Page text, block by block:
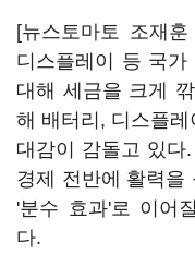
[뉴스토마토 조재
디스플레이 등 국가
대해 세금을 크게
해 배터리, 디스플레
대감이 감돌고 있다
경제 전반에 활력을
'분수 효과'로 이어
다.